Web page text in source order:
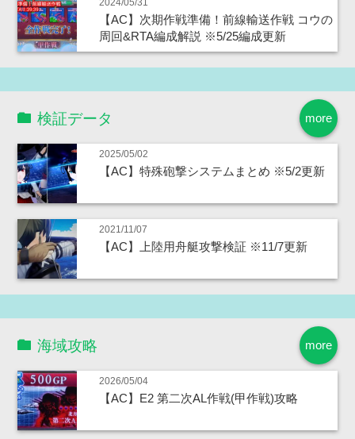
2024/05/31
【AC】次期作戦準備！前線輸送作戦 コウの
周回&RTA編成解説 ※5/25編成更新
more
検証データ
2025/05/02
【AC】特殊砲撃システムまとめ ※5/2更新
2021/11/07
【AC】上陸用舟艇攻撃検証 ※11/7更新
more
海域攻略
2026/05/04
【AC】E2 第二次AL作戦(甲作戦)攻略